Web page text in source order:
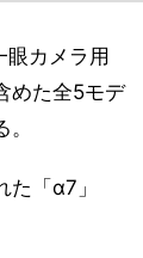
眼カメラ用
めた全5モデ
「α7」